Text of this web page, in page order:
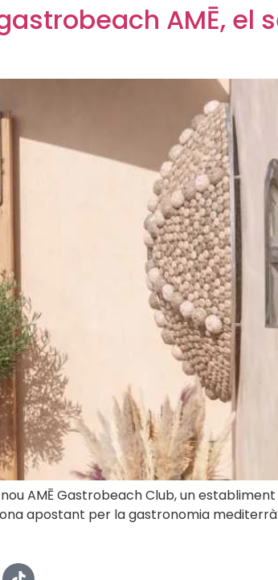
AMĒ, el
AMĒ Gastrobeach Club, un
apostant per la gastronomia